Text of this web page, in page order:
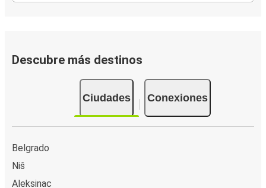
Descubre más destinos
Ciudades Conexiones
Belgrado
Niš
Aleksinac